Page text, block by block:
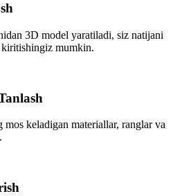
3D model yaratiladi, siz natijani
mumkin.
mos keladigan materiallar, ranglar va